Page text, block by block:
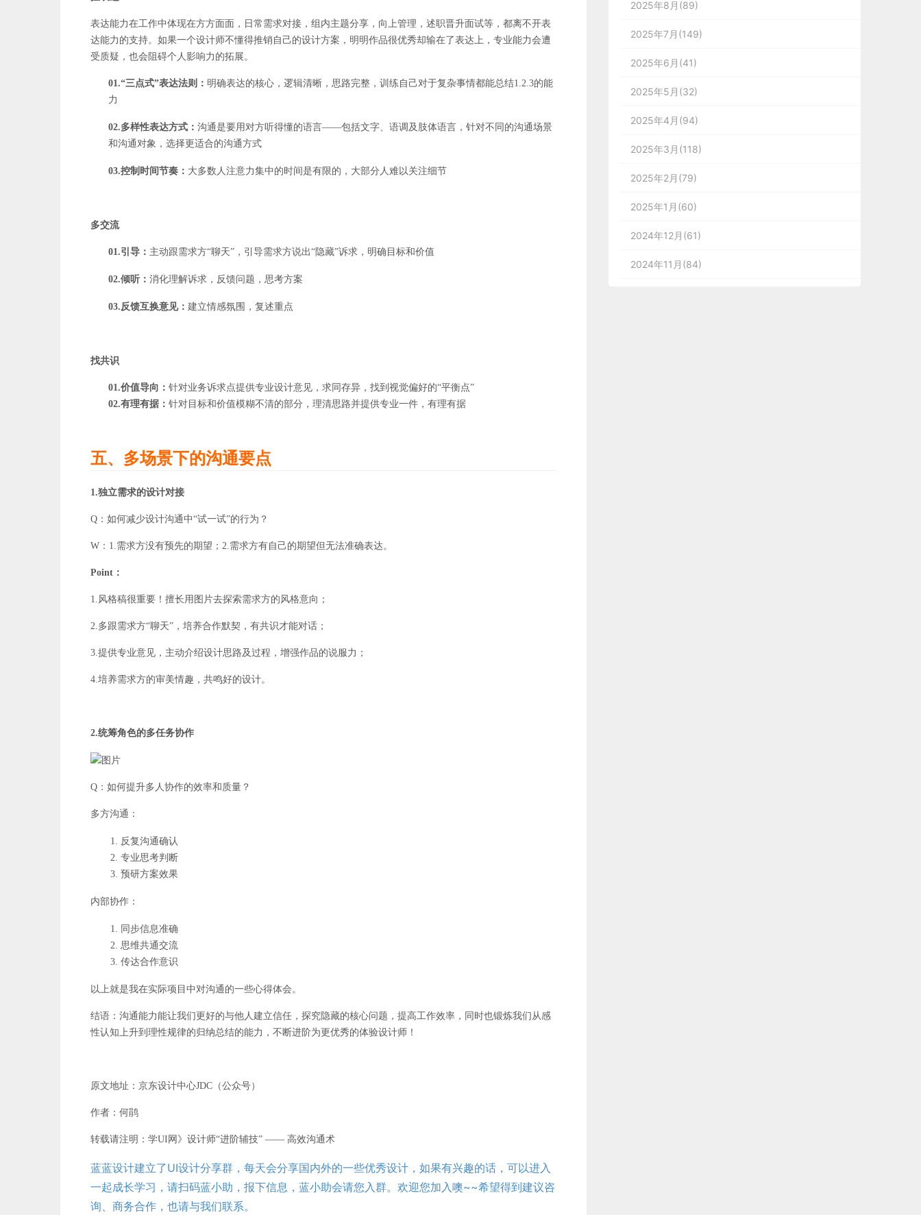
表达能力在工作中体现在方方面面，日常需求对接，组内主题分享，向上管理，述职晋升面试等，都离不开表
达能力的支持。如果一个设计师不懂得推销自己的设计方案，明明作品很优秀却输在了表达上，专业能力会遭
受质疑，也会阻碍个人影响力的拓展。
01.“三点式”表达法则： 明确表达的核心，逻辑清晰，思路完整，训练自己对于复杂事情都能总结1.2.3的能
力
02.多样性表达方式： 沟通是要用对方听得懂的语言——包括文字、语调及肢体语言，针对不同的沟通场景
和沟通对象，选择更适合的沟通方式
03.控制时间节奏： 大多数人注意力集中的时间是有限的，大部分人难以关注细节
多交流
01.引导： 主动跟需求方“聊天”，引导需求方说出“隐藏”诉求，明确目标和价值
02.倾听： 消化理解诉求，反馈问题，思考方案
03.反馈互换意见： 建立情感氛围，复述重点
找共识
01.价值导向： 针对业务诉求点提供专业设计意见，求同存异，找到视觉偏好的“平衡点”
02.有理有据： 针对目标和价值模糊不清的部分，理清思路并提供专业一件，有理有据
五、多场景下的沟通要点
1.独立需求的设计对接
Q：如何减少设计沟通中“试一试”的行为？
W：1.需求方没有预先的期望；2.需求方有自己的期望但无法准确表达。
Point：
1.风格稿很重要！擅长用图片去探索需求方的风格意向；
2.多跟需求方“聊天”，培养合作默契，有共识才能对话；
3.提供专业意见，主动介绍设计思路及过程，增强作品的说服力；
4.培养需求方的审美情趣，共鸣好的设计。
2.统筹角色的多任务协作
Q：如何提升多人协作的效率和质量？
多方沟通：
反复沟通确认
专业思考判断
预研方案效果
内部协作：
同步信息准确
思维共通交流
传达合作意识
以上就是我在实际项目中对沟通的一些心得体会。
结语：沟通能力能让我们更好的与他人建立信任，探究隐藏的核心问题，提高工作效率，同时也锻炼我们从感
性认知上升到理性规律的归纳总结的能力，不断进阶为更优秀的体验设计师！
原文地址：京东设计中心JDC（公众号）
作者：何鹃
转载请注明：学UI网》设计师“进阶辅技” —— 高效沟通术
蓝蓝设计建立了UI设计分享群，每天会分享国内外的一些优秀设计，如果有兴趣的话，可以进入
一起成长学习，请扫码蓝小助，报下信息，蓝小助会请您入群。欢迎您加入噢~~希望得到建议咨
询、商务合作，也请与我们联系。
2025年8月(89)
2025年7月(149)
2025年6月(41)
2025年5月(32)
2025年4月(94)
2025年3月(118)
2025年2月(79)
2025年1月(60)
2024年12月(61)
2024年11月(84)